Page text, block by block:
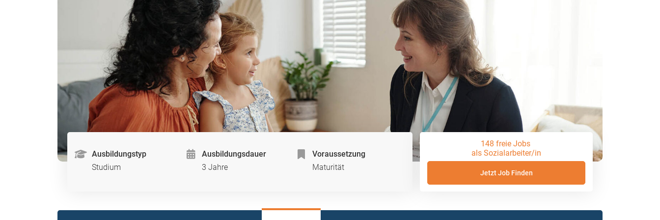
Ausbildungstyp
Studium
Ausbildungsdauer
3 Jahre
Voraussetzung
Maturität
148 freie Jobs
als Sozialarbeiter/in
Jetzt Job Finden